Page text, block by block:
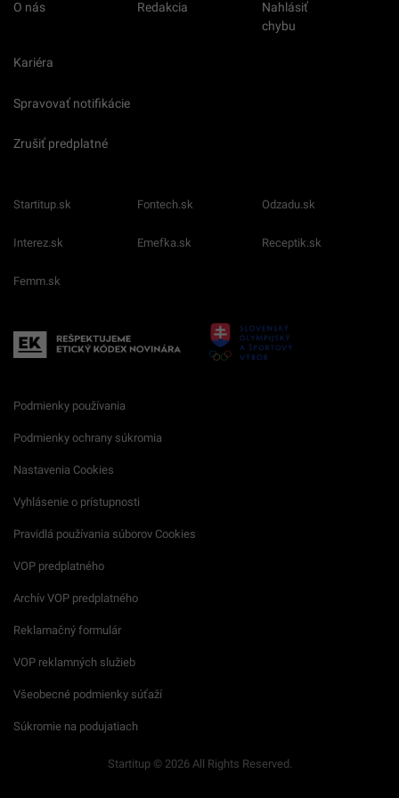
O nás Redakcia
Nahlásiť
chybu
Kariéra
Spravovať notifikácie
Zrušiť predplatné
Startitup.sk Fontech.sk Odzadu.sk
Interez.sk Emefka.sk Receptik.sk
Femm.sk
Podmienky používania
Podmienky ochrany súkromia
Nastavenia Cookies
Vyhlásenie o prístupnosti
Pravidlá používania súborov Cookies
VOP predplatného
Archív VOP predplatného
Reklamačný formulár
VOP reklamných služieb
Všeobecné podmienky súťaží
Súkromie na podujatiach
Startitup © 2026 All Rights Reserved.